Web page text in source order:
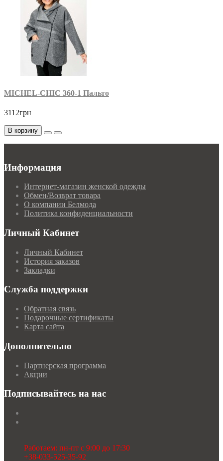
MICHEL-CHIC 360-1 Пальто
3112грн
В корзину
Информация
Интернет-магазин женской одежды
Обмен/Возврат товара
О компании Белмода
Политика конфиденциальности
Личный Кабинет
Личный Кабинет
История заказов
Закладки
Служба поддержки
Обратная связь
Подарочные сертификаты
Карта сайта
Дополнительно
Партнерская программа
Акции
Подписывайтесь на нас
Работаем: пн-пт с 9:00 до 17:30
+38-033-525-35-92